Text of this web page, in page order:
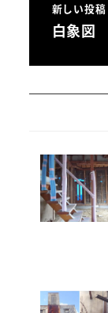
新しい投稿
白象図